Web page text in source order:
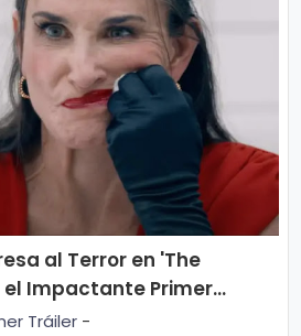
al Terror en 'The
el Impactante Primer
Tráiler -